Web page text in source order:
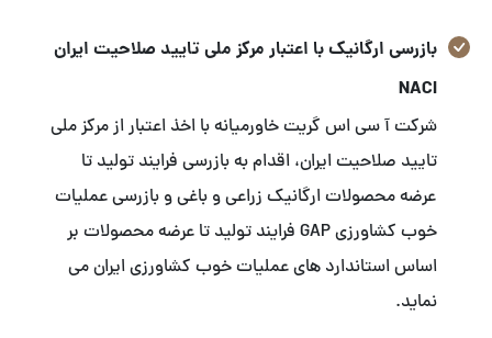
بازرسی ارگانیک با اعتبار مرکز ملی تایید صلاحیت ایران
NACI
شرکت آ سی اس گریت خاورمیانه با اخذ اعتبار از مرکز ملی
تایید صلاحیت ایران، اقدام به بازرسی فرایند تولید تا
عرضه محصولات ارگانیک زراعی و باغی و بازرسی عملیات
خوب کشاورزی GAP فرایند تولید تا عرضه محصولات بر
اساس استاندارد های عملیات خوب کشاورزی ایران می
نماید.